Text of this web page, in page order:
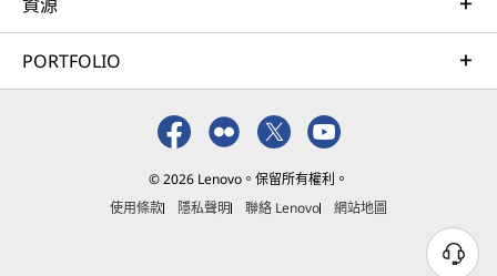
PORTFOLIO
© 2026 Lenovo。保留所有權利。
使用條款
隱私聲明 聯絡 Lenovo 網站地圖